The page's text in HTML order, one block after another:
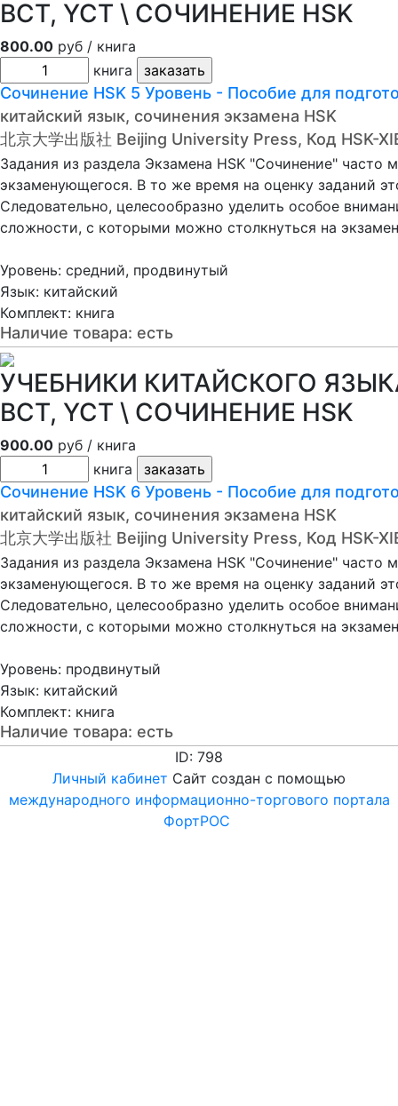
BCT, YCT \ СОЧИНЕНИЕ HSK
800.00 руб / книга
книга
Сочинение НSK 5 Уровень - Пособие для
китайский язык, сочинения экзамена HSK
北京大学出版社 Beijing University Press, Код HSK-
Задания из раздела Экзамена HSK "Сочинение"
экзаменующегося. В то же время на оценку заданий
Следовательно, целесообразно уделить особое
сложности, с которыми можно столкнуться на
Уровень: средний, продвинутый
Язык: китайский
Комплект: книга
Наличие товара: есть
УЧЕБНИКИ КИТАЙСКОГО
BCT, YCT \ СОЧИНЕНИЕ HSK
900.00 руб / книга
книга
Сочинение НSK 6 Уровень - Пособие для
китайский язык, сочинения экзамена HSK
北京大学出版社 Beijing University Press, Код HSK-
Задания из раздела Экзамена HSK "Сочинение"
экзаменующегося. В то же время на оценку заданий
Следовательно, целесообразно уделить особое
сложности, с которыми можно столкнуться на
Уровень: продвинутый
Язык: китайский
Комплект: книга
Наличие товара: есть
ID: 798
Личный кабинет Сайт создан с помощью
международного информационно-торгового портала
ФортРОС